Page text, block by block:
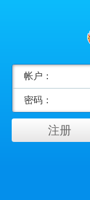
帐户：
密码：